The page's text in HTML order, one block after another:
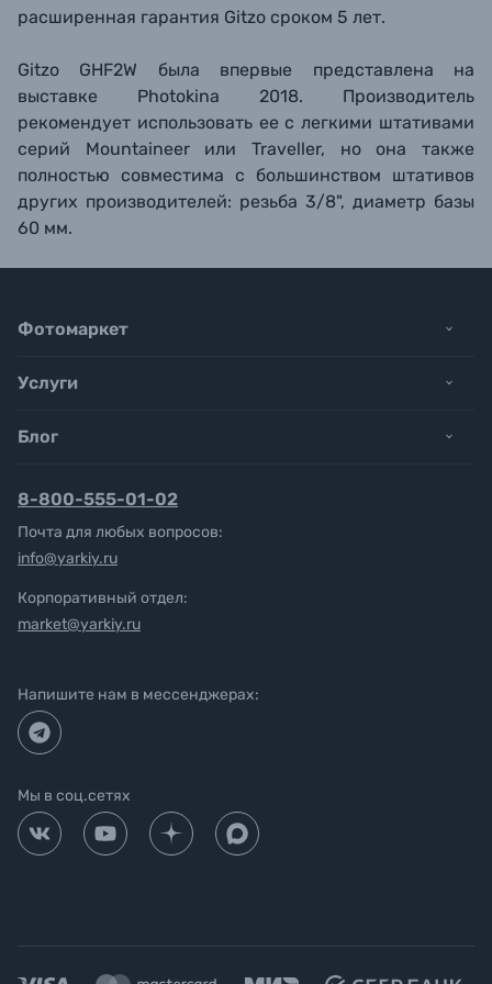
расширенная гарантия Gitzo сроком 5 лет.
Gitzo GHF2W была впервые представлена на
выставке Photokina 2018. Производитель
рекомендует использовать ее с легкими штативами
серий Mountaineer или Traveller, но она также
полностью совместима с большинством штативов
других производителей: резьба 3/8", диаметр базы
60 мм.
Фотомаркет
Услуги
Блог
8-800-555-01-02
Почта для любых вопросов:
info@yarkiy.ru
Корпоративный отдел:
market@yarkiy.ru
Напишите нам в мессенджерах:
Мы в соц.сетях